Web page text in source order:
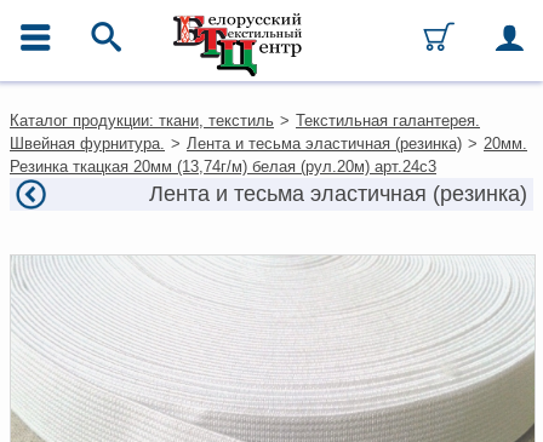
Каталог
Ткани
Домашний текстиль
Одежда
Текстиль для ресторанов и
гостиниц
Текстильная галантерея и
фурнитура
Условия работы
Оплата и доставка
Как оформить заказ
Каталог продукции: ткани, текстиль > Текстильная галантерея.
Швейная фурнитура. > Лента и тесьма эластичная (резинка) > 20мм.
Резинка ткацкая 20мм (13,74г/м) белая (рул.20м) арт.24c3
Лента и тесьма эластичная (резинка)